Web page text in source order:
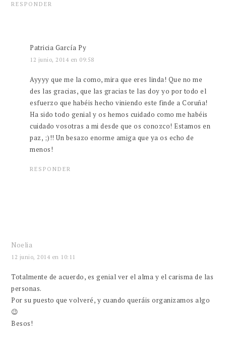
RESPONDER
Patricia García Py
12 junio, 2014 en 09:58
Ayyyy que me la como, mira que eres linda! Que no me
des las gracias, que las gracias te las doy yo por todo el
esfuerzo que habéis hecho viniendo este finde a Coruña!
Ha sido todo genial y os hemos cuidado como me habéis
cuidado vosotras a mi desde que os conozco! Estamos en
paz, ;)!! Un besazo enorme amiga que ya os echo de
menos!
RESPONDER
Noelia
12 junio, 2014 en 10:11
Totalmente de acuerdo, es genial ver el alma y el carisma de las
personas.
Por su puesto que volveré, y cuando queráis organizamos algo
😉
Besos!